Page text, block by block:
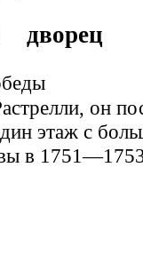
дворец
он
этаж с
в 1751—1753